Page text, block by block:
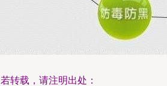
转载，请注明出处：